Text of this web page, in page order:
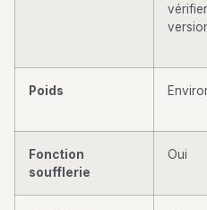
Poids
Fonction
soufflerie
Oui